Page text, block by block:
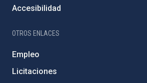
Accesibilidad
OTROS ENLACES
Empleo
Licitaciones